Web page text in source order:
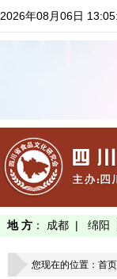
2026年08月06日
地 方 ： 成都 | 绵阳
您现在的位置： 首页